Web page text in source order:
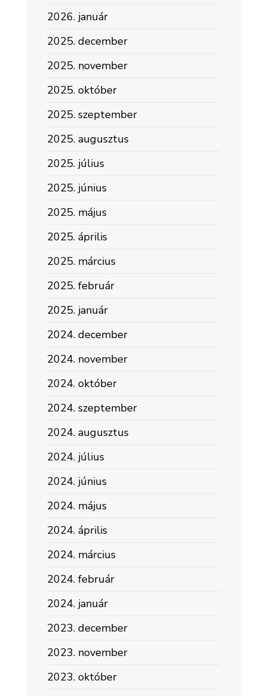
2026. január
2025. december
2025. november
2025. október
2025. szeptember
2025. augusztus
2025. július
2025. június
2025. május
2025. április
2025. március
2025. február
2025. január
2024. december
2024. november
2024. október
2024. szeptember
2024. augusztus
2024. július
2024. június
2024. május
2024. április
2024. március
2024. február
2024. január
2023. december
2023. november
2023. október